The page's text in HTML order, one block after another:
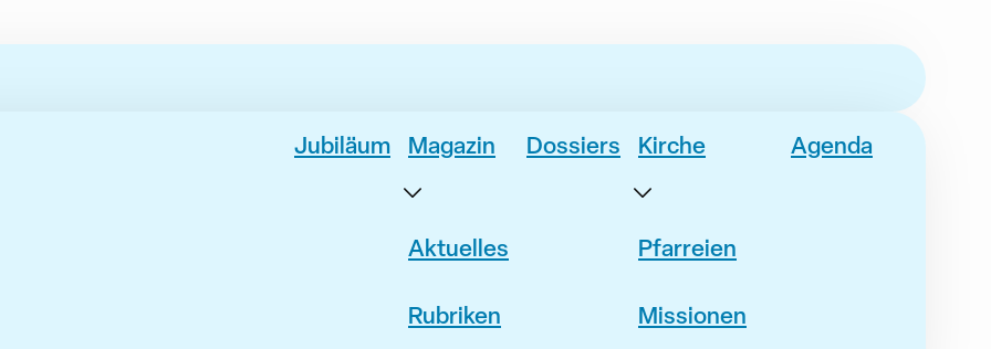
Jubiläum Magazin
Aktuelles
Rubriken
Dossiers Kirche
Pfarreien
Missionen
Agenda